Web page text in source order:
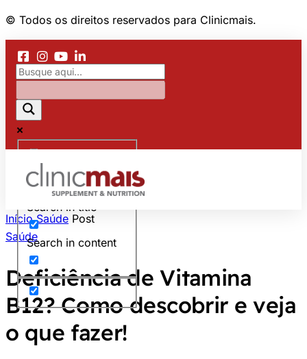
© Todos os direitos reservados para Clinicmais.
Exact matches only
Search in title
Search in content
Início Saúde Post
Saúde
Deficiência de Vitamina
B12? Como descobrir e veja
o que fazer!